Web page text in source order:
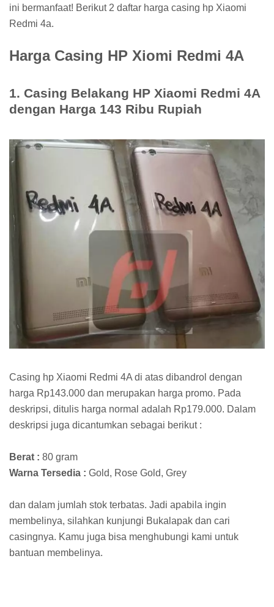
ini bermanfaat! Berikut 2 daftar harga casing hp Xiaomi
Redmi 4a.
Harga Casing HP Xiomi Redmi 4A
1. Casing Belakang HP Xiaomi Redmi 4A
dengan Harga 143 Ribu Rupiah
Casing hp Xiaomi Redmi 4A di atas dibandrol dengan
harga Rp143.000 dan merupakan harga promo. Pada
deskripsi, ditulis harga normal adalah Rp179.000. Dalam
deskripsi juga dicantumkan sebagai berikut :
Berat : 80 gram
Warna Tersedia : Gold, Rose Gold, Grey
dan dalam jumlah stok terbatas. Jadi apabila ingin
membelinya, silahkan kunjungi Bukalapak dan cari
casingnya. Kamu juga bisa menghubungi kami untuk
bantuan membelinya.